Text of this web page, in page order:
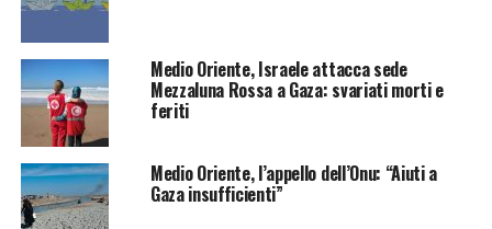
Medio Oriente, Israele attacca sede
Mezzaluna Rossa a Gaza: svariati morti e
feriti
Medio Oriente, l’appello dell’Onu: “Aiuti a
Gaza insufficienti”